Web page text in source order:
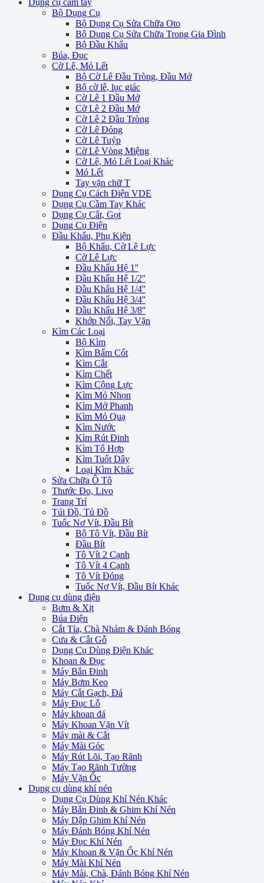
Dụng cụ cầm tay
Bộ Dụng Cụ
Bộ Dụng Cụ Sửa Chữa Oto
Bộ Dụng Cụ Sửa Chữa Trong Gia Đình
Bộ Đầu Khẩu
Búa, Đục
Cờ Lê, Mỏ Lết
Bộ Cờ Lê Đầu Tròng, Đầu Mở
Bộ cờ lê, lục giác
Cờ Lê 1 Đầu Mở
Cờ Lê 2 Đầu Mở
Cờ Lê 2 Đầu Tròng
Cờ Lê Đóng
Cờ Lê Tuýp
Cờ Lê Vòng Miệng
Cờ Lê, Mỏ Lết Loại Khác
Mỏ Lết
Tay vặn chữ T
Dụng Cụ Cách Điện VDE
Dụng Cụ Cầm Tay Khác
Dụng Cụ Cắt, Gọt
Dụng Cụ Điện
Đầu Khẩu, Phụ Kiện
Bộ Khẩu, Cờ Lê Lực
Cờ Lê Lực
Đầu Khẩu Hệ 1''
Đầu Khẩu Hệ 1/2''
Đầu Khẩu Hệ 1/4''
Đầu Khẩu Hệ 3/4''
Đầu Khẩu Hệ 3/8''
Khớp Nối, Tay Vặn
Kìm Các Loại
Bộ Kìm
Kìm Bấm Cốt
Kìm Cắt
Kìm Chết
Kìm Cộng Lực
Kìm Mỏ Nhọn
Kìm Mở Phanh
Kìm Mỏ Quạ
Kìm Nước
Kìm Rút Đinh
Kìm Tổ Hợp
Kìm Tuốt Dây
Loại Kìm Khác
Sửa Chữa Ô Tô
Thước Đo, Livo
Trang Trí
Túi Đồ, Tủ Đồ
Tuốc Nơ Vít, Đầu Bít
Bộ Tô Vít, Đầu Bít
Đầu Bít
Tô Vít 2 Cạnh
Tô Vít 4 Cạnh
Tô Vít Đóng
Tuốc Nơ Vít, Đầu Bít Khác
Dụng cụ dùng điện
Bơm & Xịt
Búa Điện
Cắt Tỉa, Chà Nhám & Đánh Bóng
Cưa & Cắt Gỗ
Dụng Cụ Dùng Điện Khác
Khoan & Đục
Máy Bắn Đinh
Máy Bơm Keo
Máy Cắt Gạch, Đá
Máy Đục Lỗ
Máy khoan đá
Máy Khoan Vặn Vít
Máy mài & Cắt
Máy Mài Góc
Máy Rút Lõi, Tạo Rãnh
Máy Tạo Rãnh Tường
Máy Vặn Ốc
Dụng cụ dùng khí nén
Dụng Cụ Dùng Khí Nén Khác
Máy Bắn Đinh & Ghim Khí Nén
Máy Dập Ghim Khí Nén
Máy Đánh Bóng Khí Nén
Máy Đục Khí Nén
Máy Khoan & Vặn Ốc Khí Nén
Máy Mài Khí Nén
Máy Mài, Chà, Đánh Bóng Khí Nén